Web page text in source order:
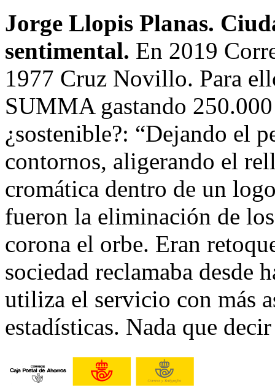
Jorge Llopis Planas.
sentimental. En 2019
1977 Cruz Novillo. Para
SUMMA gastando
¿sostenible?: “Dejando el
contornos, aligerando el
cromática dentro de un
fueron la eliminación de
corona el orbe. Eran
sociedad reclamaba desde
utiliza el servicio con más
estadísticas. Nada que